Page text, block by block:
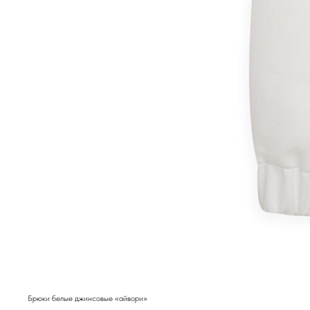
Брюки белые джинсовые «айвори»